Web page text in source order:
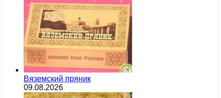
Вяземский пряник
09.08.2026